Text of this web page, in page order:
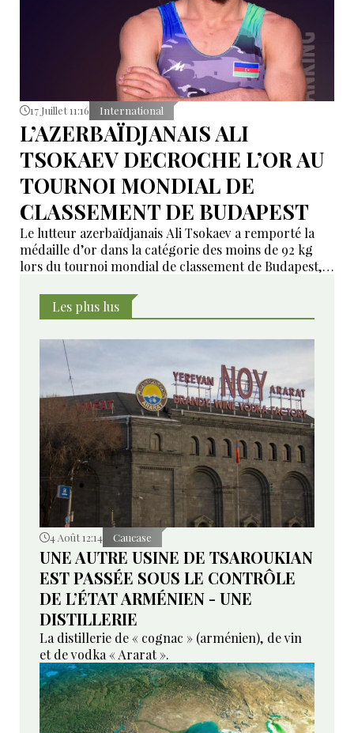
17 Juillet 11:16 International
L’AZERBAÏDJANAIS ALI
TSOKAEV DECROCHE L’OR AU
TOURNOI MONDIAL DE
CLASSEMENT DE BUDAPEST
Le lutteur azerbaïdjanais Ali Tsokaev a remporté la
médaille d’or dans la catégorie des moins de 92 kg
lors du tournoi mondial de classement de Budapest,
avant la fin de la saison.
Les plus lus
4 Août 12:14 Caucase
UNE AUTRE USINE DE TSAROUKIAN
EST PASSÉE SOUS LE CONTRÔLE
DE L’ÉTAT ARMÉNIEN - UNE
DISTILLERIE
La distillerie de « cognac » (arménien), de vin
et de vodka « Ararat ».